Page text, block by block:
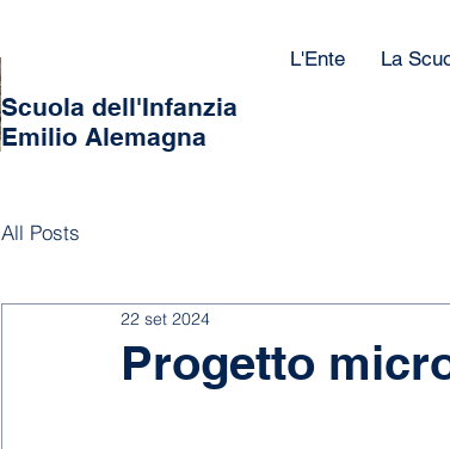
Scuola dell'Infanzia
Emilio Alemagna
L'Ente La
All Posts
Progetto
22 set 2024